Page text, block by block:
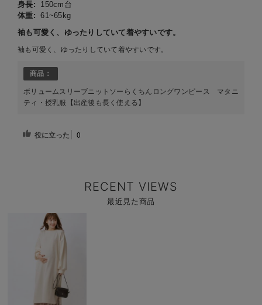
身長:
150cm台
体重: 61~65kg
袖も可愛く、ゆったりしていて着やすいです。
袖も可愛く、ゆったりしていて着やすいです。
商品：
ボリュームスリーブニットソーらくちんロングワンピース マタニ
ティ・授乳服【出産後も長く使える】
役に立った 0
RECENT VIEWS
最近見た商品